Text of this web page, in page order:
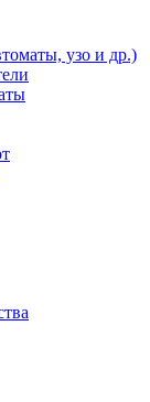
узо и др.)